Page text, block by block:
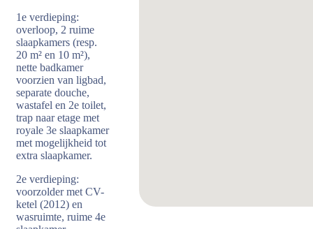
1e verdieping:
overloop, 2 ruime
slaapkamers (resp.
20 m² en 10 m²),
nette badkamer
voorzien van ligbad,
separate douche,
wastafel en 2e toilet,
trap naar etage met
royale 3e slaapkamer
met mogelijkheid tot
extra slaapkamer.
2e verdieping:
voorzolder met CV-
ketel (2012) en
wasruimte, ruime 4e